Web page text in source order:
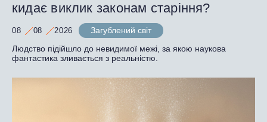
кидає виклик законам старіння?
08 08 2026
Загублений світ
Людство підійшло до невидимої межі, за якою наукова
фантастика зливається з реальністю.